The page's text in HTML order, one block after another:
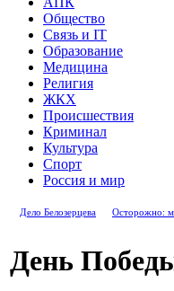
Общество
Связь и IT
Образование
Медицина
Религия
ЖКХ
Происшествия
Криминал
Культура
Спорт
Россия и мир
Дело Белозерцева Осторожно:
День